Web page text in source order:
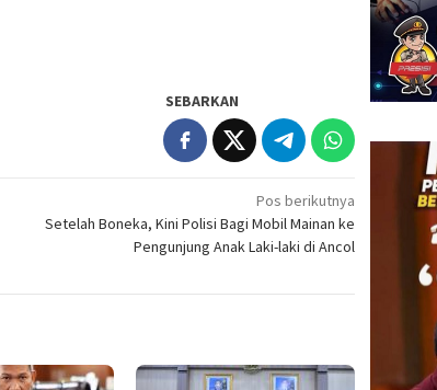
SEBARKAN
Pos berikutnya
Setelah Boneka, Kini Polisi Bagi Mobil Mainan ke
Pengunjung Anak Laki-laki di Ancol